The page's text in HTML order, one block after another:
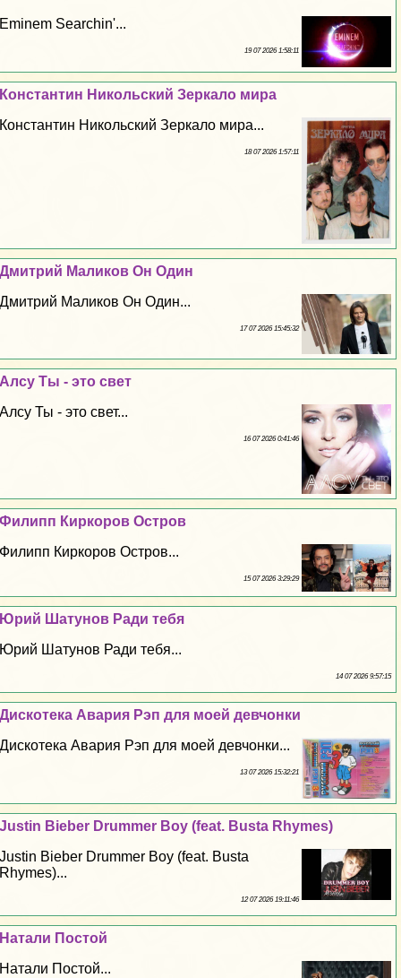
Eminem Searchin'...
19 07 2026 1:58:11
Константин Никольский Зеркало мира
Константин Никольский Зеркало мира...
18 07 2026 1:57:11
Дмитрий Маликов Он Один
Дмитрий Маликов Он Один...
17 07 2026 15:45:32
Алсу Ты - это свет
Алсу Ты - это свет...
16 07 2026 0:41:46
Филипп Киркоров Остров
Филипп Киркоров Остров...
15 07 2026 3:29:29
Юрий Шатунов Ради тебя
Юрий Шатунов Ради тебя...
14 07 2026 9:57:15
Дискотека Авария Рэп для моей девчонки
Дискотека Авария Рэп для моей девчонки...
13 07 2026 15:32:21
Justin Bieber Drummer Boy (feat. Busta Rhymes)
Justin Bieber Drummer Boy (feat. Busta
Rhymes)...
12 07 2026 19:11:46
Натали Постой
Натали Постой...